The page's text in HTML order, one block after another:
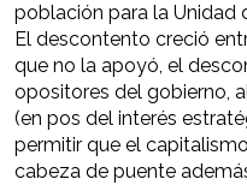
población para la Unidad
El descontento creció
que no la apoyó, el
opositores del gobierno,
(en pos del interés
permitir que el
cabeza de puente